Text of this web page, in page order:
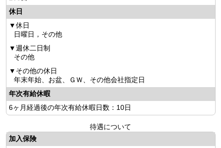
休日
休日
日曜日，その他
週休二日制
その他
その他の休日
年末年始、お盆、ＧＷ、その他会社指定日
年次有給休暇
6ヶ月経過後の年次有給休暇日数：10日
待遇について
加入保険